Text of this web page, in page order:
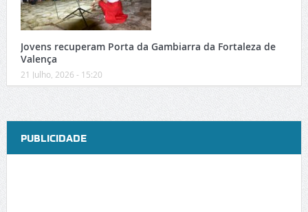
Jovens recuperam Porta da Gambiarra da Fortaleza de
Valença
21 Julho, 2026 - 15:20
PUBLICIDADE